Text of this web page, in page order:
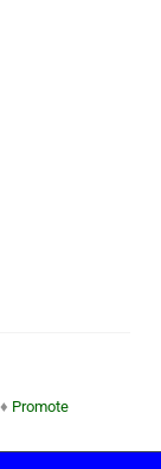
♦ Promote